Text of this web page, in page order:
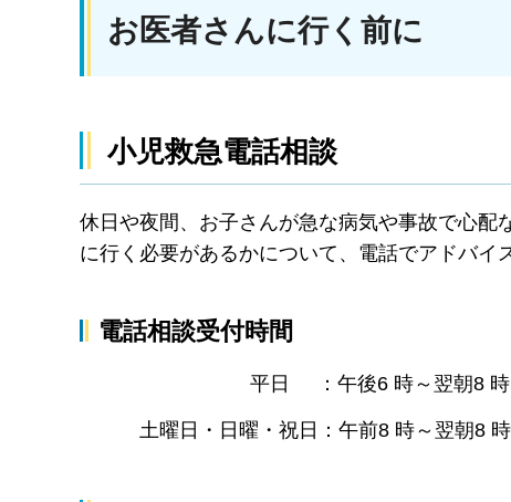
お医者さんに行く前に
小児救急電話相談
休日や夜間、お子さんが急な病気や事故で心
に行く必要があるかについて、電話でアドバイ
電話相談受付時間
平日 ：午後6 時～翌朝8 時
土曜日・日曜・祝日：午前8 時～翌朝8 時